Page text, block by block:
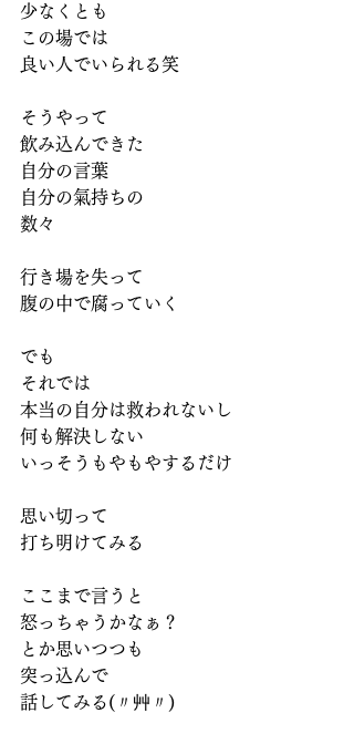
少なくとも
この場では
良い人でいられる笑
そうやって
飲み込んできた
自分の言葉
自分の氣持ちの
数々
行き場を失って
腹の中で腐っていく
でも
それでは
本当の自分は救われないし
何も解決しない
いっそうもやもやするだけ
思い切って
打ち明けてみる
ここまで言うと
怒っちゃうかなぁ？
とか思いつつも
突っ込んで
話してみる(〃艸〃)